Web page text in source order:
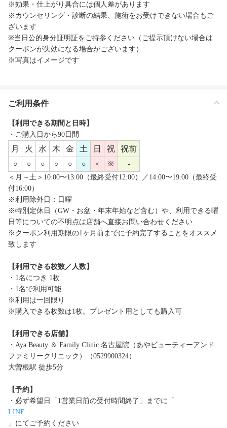
※効果・仕上がり具合には個人差があります
※カウンセリング・診断の結果、施術をお受けできない場合もご
ざいます
※当日公的身分証明証をご持参ください（ご提示頂けない場合は
クーポンが失効になる場合がございます）
※写真はイメージです
ご利用条件
【利用できる期間と日時】
・ご購入日から90日間
月 火 水 木 金 土 日 祝 祝前
○ ○ ○ ○ ○ ○ × ※
-
＜月～土＞10:00〜13:00（最終受付12:00）／14:00〜19:00（最終受
付16:00）
※利用除外日：日曜
※特別定休日（GW・お盆・年末年始など含む）や、利用できる曜
日等についての不明点は店舗へ直接お問い合わせください
※クーポン利用期限の1ヶ月前までに予約完了することをオススメ
致します
【利用できる枚数／人数】
・1名につき 1枚
・1名で利用可能
※利用は一回限り
※購入できる枚数は1枚。プレゼント用としても購入可
【利用できる店舗】
・Aya Beauty ＆ Family Clinic 名古屋院（あやビューティーアンド
ファミリークリニック）（0529900324）
大曽根駅 徒歩5分
【予約】
・必ず希望日「1営業日前の受付時間終了」までに「
LINE
」にてご予約ください